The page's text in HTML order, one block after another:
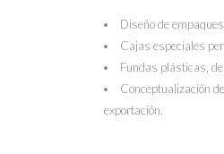
Diseño de
Cajas especiales
Fundas plásticas, de
Conceptualización
exportación.